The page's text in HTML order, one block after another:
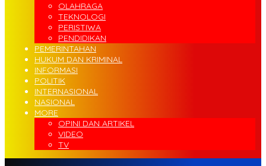
OLAHRAGA
TEKNOLOGI
PERISTIWA
PENDIDIKAN
PEMERINTAHAN
HUKUM DAN KRIMINAL
INFORMASI
POLITIK
INTERNASIONAL
NASIONAL
MORE
OPINI DAN ARTIKEL
VIDEO
TV